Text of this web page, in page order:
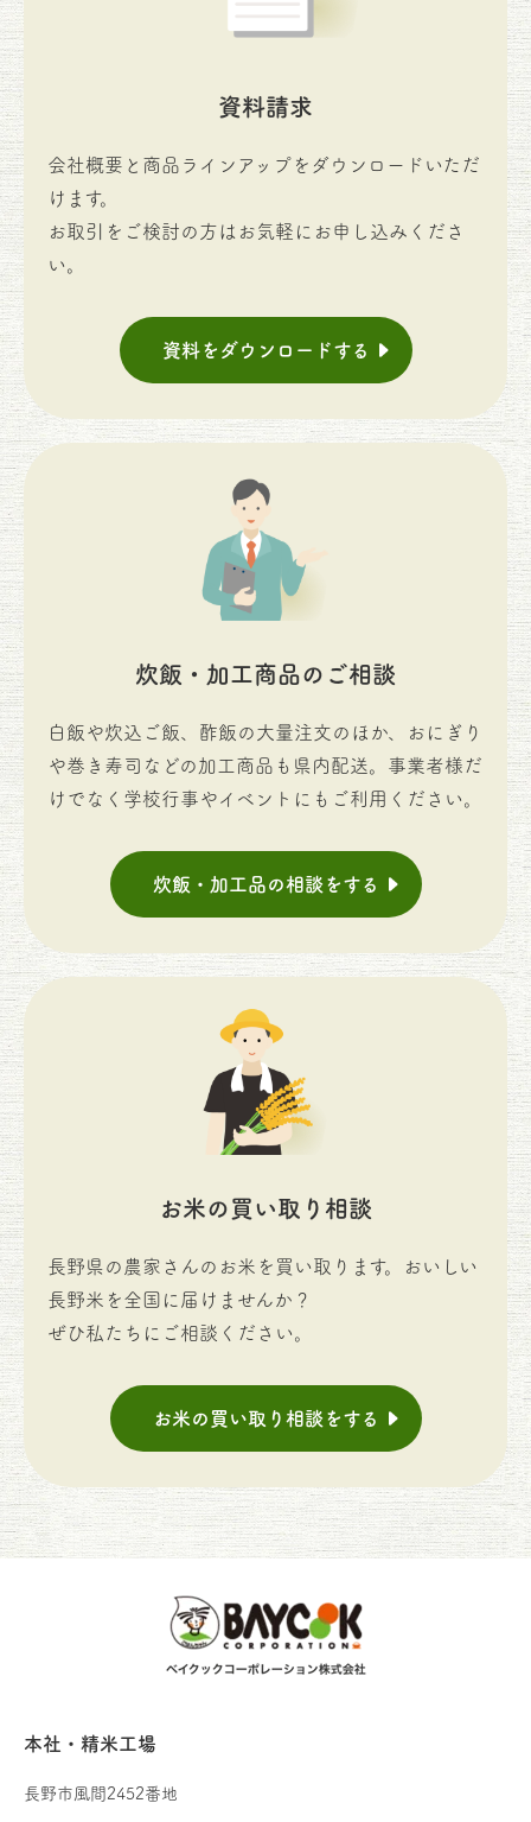
資料請求
会社概要と商品ラインアップをダウンロードいただ
けます。
お取引をご検討の方はお気軽にお申し込みくださ
い。
資料をダウンロードする
炊飯・加工商品のご相談
白飯や炊込ご飯、酢飯の大量注文のほか、おにぎり
や巻き寿司などの加工商品も県内配送。事業者様だ
けでなく学校行事やイベントにもご利用ください。
炊飯・加工品の相談をする
お米の買い取り相談
長野県の農家さんのお米を買い取ります。おいしい
長野米を全国に届けませんか？
ぜひ私たちにご相談ください。
お米の買い取り相談をする
本社・精米工場
長野市風間2452番地